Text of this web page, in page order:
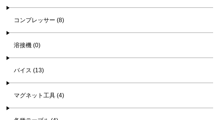
コンプレッサー (8)
溶接機 (0)
バイス (13)
マグネット工具 (4)